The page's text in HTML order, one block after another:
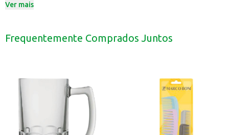
Indicada para:
A Colônia Infantil Bebê Love Suave é uma opção para quem busca um
Ver mais
Frequentemente Comprados Juntos